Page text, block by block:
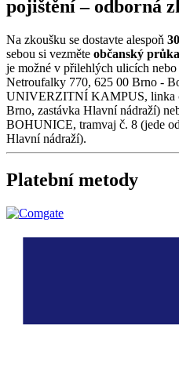
pojištění – odborná
Na zkoušku se dostavte alespoň
sebou si vezměte občanský
je možné v přilehlých ulicích
Netroufalky 770, 625 00 Brno -
UNIVERZITNÍ KAMPUS, linka
Brno, zastávka Hlavní nádraží)
BOHUNICE, tramvaj č. 8 (jede
Hlavní nádraží).
Platební metody